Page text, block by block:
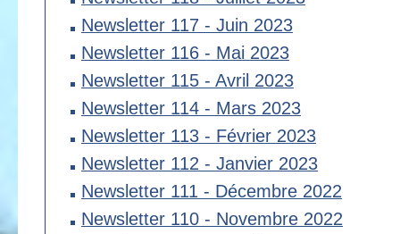
Newsletter 117 - Juin 2023
Newsletter 116 - Mai 2023
Newsletter 115 - Avril 2023
Newsletter 114 - Mars 2023
Newsletter 113 - Février 2023
Newsletter 112 - Janvier 2023
Newsletter 111 - Décembre 2022
Newsletter 110 - Novembre 2022